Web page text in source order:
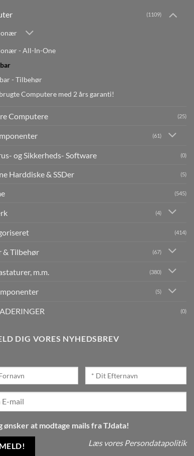
(1109)
- All-In-One
- Tilbehør
Computere med 2 års garanti!
Computere (25)
(61)
og Sikkerheds- Software (0)
Harddiske & SSDer (5)
(545)
(4)
(414)
& Tilbehør (67)
m.m. (380)
(5)
(0)
DIG VORES NYHEDSBREV
ønsker at modtage mails fra TJdata!
Læs vores Persondatapolitik